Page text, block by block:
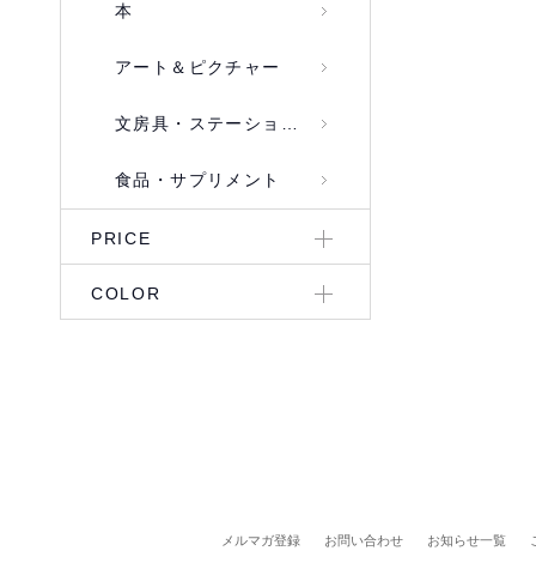
本
アート＆ピクチャー
文房具・ステーショナリー
食品・サプリメント
PRICE
COLOR
メルマガ登録 お問い合わせ お知らせ一覧